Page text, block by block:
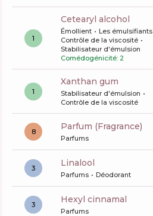
1
cetearyl alcohol
Émollient Les émulsifiants
Contrôle de la viscosité
Stabilisateur d'émulsion
Comédogénicité: 2
1
xanthan gum
Stabilisateur d'émulsion
Contrôle de la viscosité
8 Parfum (Fragrance)
Parfums
3 linalool
Parfums Déodorant
3 hexyl cinnamal
Parfums